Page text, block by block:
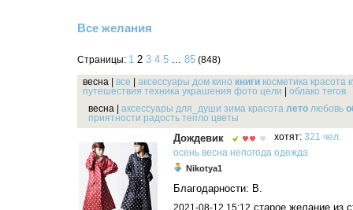
Все желания
Страницы: 1 2 3 4 5 ... 85 (848)
весна все аксессуары дом кино книги косметика красота
путешествия техника украшения фото цели
облако тегов
весна
аксессуары для_души зима красота лето любовь
приятности радость тепло цветы
Дождевик хотят: 321 чел.
осень весна непогода одежда
Nikotya1
Благодарности: В.
2021-08-12 15:12 старое желание из